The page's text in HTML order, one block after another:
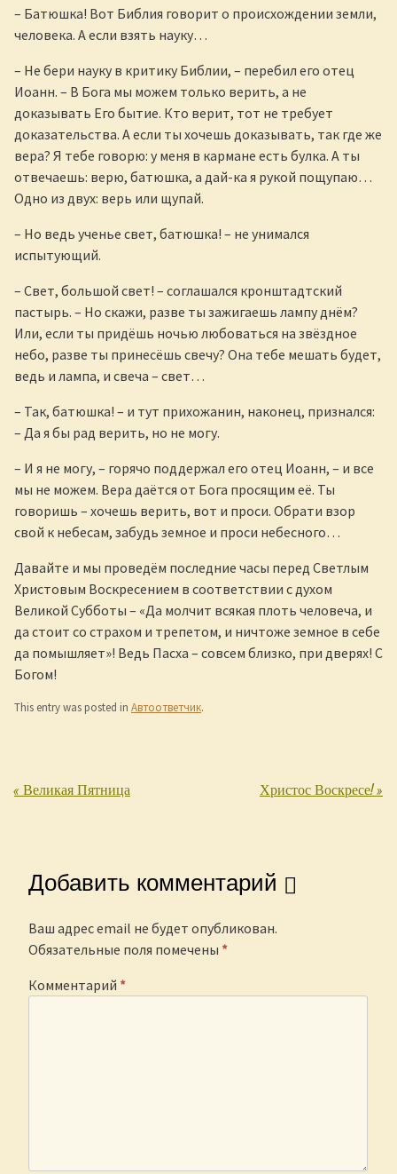
– Батюшка! Вот Библия говорит о происхождении земли,
человека. А если взять науку…
– Не бери науку в критику Библии, – перебил его отец
Иоанн. – В Бога мы можем только верить, а не
доказывать Его бытие. Кто верит, тот не требует
доказательства. А если ты хочешь доказывать, так где же
вера? Я тебе говорю: у меня в кармане есть булка. А ты
отвечаешь: верю, батюшка, а дай-ка я рукой пощупаю…
Одно из двух: верь или щупай.
– Но ведь ученье свет, батюшка! – не унимался
испытующий.
– Свет, большой свет! – соглашался кронштадтский
пастырь. – Но скажи, разве ты зажигаешь лампу днём?
Или, если ты придёшь ночью любоваться на звёздное
небо, разве ты принесёшь свечу? Она тебе мешать будет,
ведь и лампа, и свеча – свет…
– Так, батюшка! – и тут прихожанин, наконец, признался:
– Да я бы рад верить, но не могу.
– И я не могу, – горячо поддержал его отец Иоанн, – и все
мы не можем. Вера даётся от Бога просящим её. Ты
говоришь – хочешь верить, вот и проси. Обрати взор
свой к небесам, забудь земное и проси небесного…
Давайте и мы проведём последние часы перед Светлым
Христовым Воскресением в соответствии с духом
Великой Субботы – «Да молчит всякая плоть человеча, и
да стоит со страхом и трепетом, и ничтоже земное в себе
да помышляет»! Ведь Пасха – совсем близко, при дверях! С
Богом!
This entry was posted in Автоответчик.
Post navigation
«Великая Пятница Христос Воскресе!»
Добавить комментарий
Ваш адрес email не будет опубликован.
Обязательные поля помечены *
Комментарий *